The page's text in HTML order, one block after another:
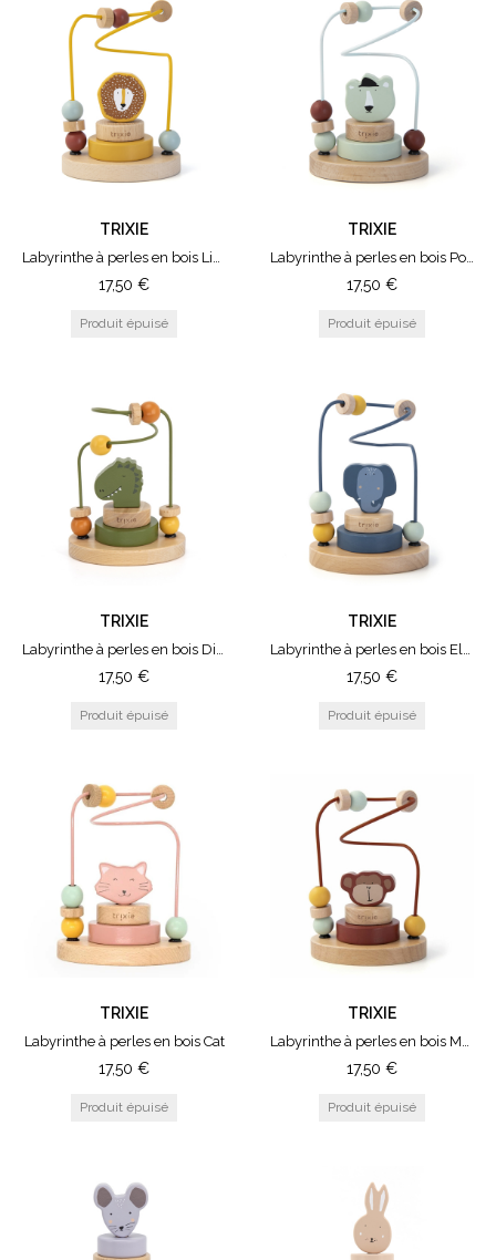
TRIXIE
Labyrinthe à perles en bois Lion
17,50 €
TRIXIE
Labyrinthe à perles en bois Polar Bear
17,50 €
TRIXIE
Labyrinthe à perles en bois Dino
17,50 €
TRIXIE
Labyrinthe à perles en bois Elephant
17,50 €
TRIXIE
Labyrinthe à perles en bois Cat
17,50 €
TRIXIE
Labyrinthe à perles en bois Monkey
17,50 €